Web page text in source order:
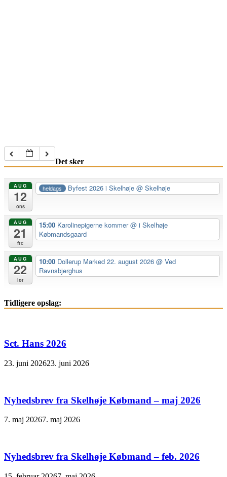
Det sker
AUG
12
ons
heldags Byfest 2026 i Skelhøje@ Skelhøje
AUG
21
fre
15:00 Karolinepigerne kommer@ i Skelhøje
Købmandsgaard
AUG
22
lør
10:00 Dollerup Marked 22. august 2026 @ Ved
Ravnsbjerghus
Tidligere opslag:
Sct. Hans 2026
23. juni 202623. juni 2026
Nyhedsbrev fra Skelhøje Købmand – maj 2026
7. maj 20267. maj 2026
Nyhedsbrev fra Skelhøje Købmand – feb. 2026